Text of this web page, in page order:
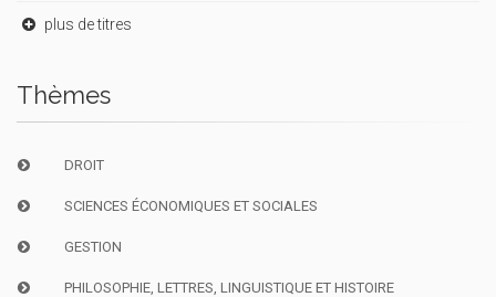
plus de titres
Thèmes
DROIT
SCIENCES ÉCONOMIQUES ET SOCIALES
GESTION
PHILOSOPHIE, LETTRES, LINGUISTIQUE ET HISTOIRE